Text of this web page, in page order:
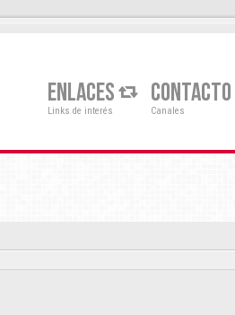
ENLACES
Links de interés
CONTACTO
Canales